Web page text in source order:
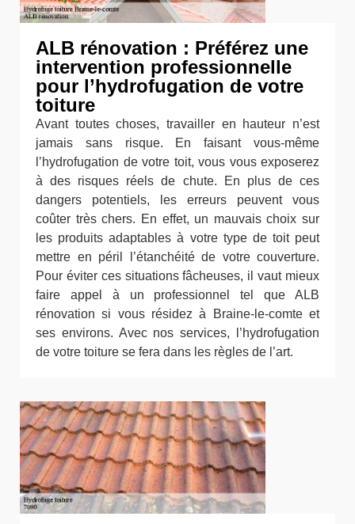
ALB rénovation : Préférez une
intervention professionnelle
pour l’hydrofugation de votre
toiture
Avant toutes choses, travailler en hauteur n’est
jamais sans risque. En faisant vous-même
l’hydrofugation de votre toit, vous vous exposerez
à des risques réels de chute. En plus de ces
dangers potentiels, les erreurs peuvent vous
coûter très chers. En effet, un mauvais choix sur
les produits adaptables à votre type de toit peut
mettre en péril l’étanchéité de votre couverture.
Pour éviter ces situations fâcheuses, il vaut mieux
faire appel à un professionnel tel que ALB
rénovation si vous résidez à Braine-le-comte et
ses environs. Avec nos services, l’hydrofugation
de votre toiture se fera dans les règles de l’art.